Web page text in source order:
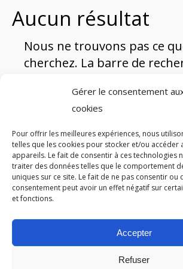
Gérer le consentement
cookies
Pour offrir les meilleures expériences, nous
telles que les cookies pour stocker et/ou accéder
appareils. Le fait de consentir à ces technologies
traiter des données telles que le comportement
uniques sur ce site. Le fait de ne pas consentir ou
consentement peut avoir un effet négatif sur
et fonctions.
Accepter
Refuser
Aucun résultat
Nous ne trouvons pas ce
cherchez. La barre de
Autres partenaires